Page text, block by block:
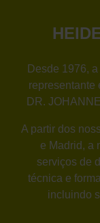
Desde 1976,
representante
DR.
A partir dos
e Madrid, a
serviços de
técnica e
incluindo